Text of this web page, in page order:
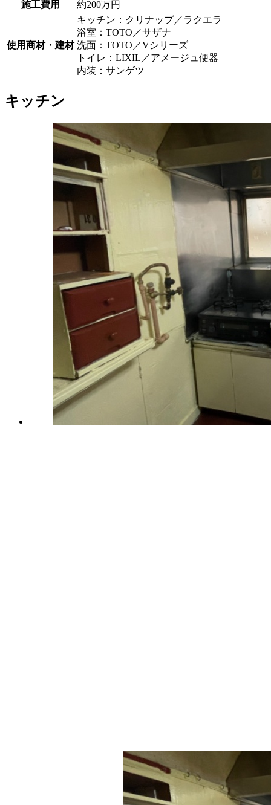
施工費用 約200万円
使用商材・建材
キッチン：クリナップ／ラクエラ
浴室：TOTO／サザナ
洗面：TOTO／Vシリーズ
トイレ：LIXIL／アメージュ便器
内装：サンゲツ
キッチン